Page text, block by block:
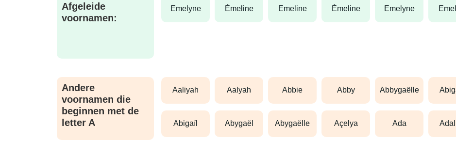
Afgeleide
voornamen:
emelyne émeline emeline émeline emelyne
Andere
voornamen die
beginnen met de
letter A
aaliyah aalyah abbie abby abbygaëlle
abigaïl abygaël abygaëlle açelya ada